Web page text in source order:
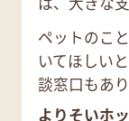
ペットのこ
いてほしい
談窓口もあり
よりそいホ